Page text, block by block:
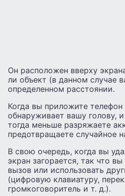
Он расположен вверху
ли объект (в данном случае
определенном расстоянии.
Когда вы приложите телефон
обнаруживает вашу голову,
тогда меньше разряжаете
предотвращаете случайное
В свою очередь, когда вы
экран загорается, так что
вызов или использовать
(цифровую клавиатуру,
громкоговоритель и т. д.).